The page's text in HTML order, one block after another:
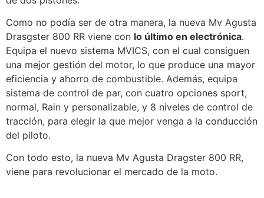
Como no podía ser de otra manera, la nueva Mv Agusta
Drasgster 800 RR viene con lo último en electrónica.
Equipa el nuevo sistema MVICS, con el cual consiguen
una mejor gestión del motor, lo que produce una mayor
eficiencia y ahorro de combustible. Además, equipa
sistema de control de par, con cuatro opciones sport,
normal, Rain y personalizable, y 8 niveles de control de
tracción, para elegir la que mejor venga a la conducción
del piloto.
Con todo esto, la nueva Mv Agusta Dragster 800 RR,
viene para revolucionar el mercado de la moto.